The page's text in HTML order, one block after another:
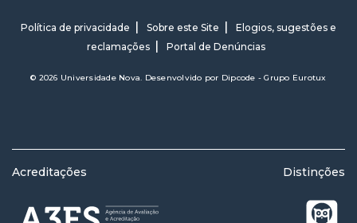
Política de privacidade Sobre este Site
Elogios, sugestões e
reclamações
Portal de Denúncias
© 2026 Universidade Nova. Desenvolvido por Dipcode - Grupo Eurotux
Acreditações Distinções